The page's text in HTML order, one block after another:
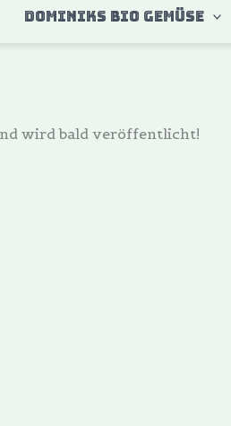
DOMINIKS BIO GEMÜSE
wird bald veröffentlicht!